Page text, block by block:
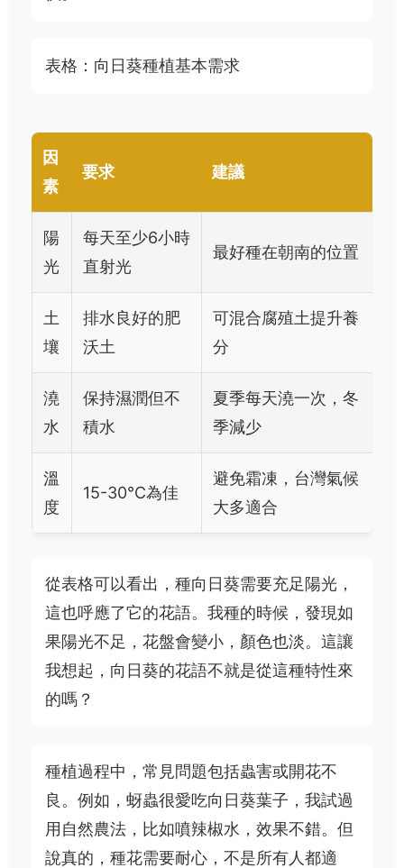
表格：向日葵種植基本需求
因
素
要求 建議
陽
光
每天至少6小時
直射光
最好種在朝南的位置
土
壤
排水良好的肥
沃土
可混合腐殖土提升養
分
澆
水
保持濕潤但不
積水
夏季每天澆一次，冬
季減少
溫
度
15-30°C為佳
避免霜凍，台灣氣候
大多適合
從表格可以看出，種向日葵需要充足陽光，
這也呼應了它的花語。我種的時候，發現如
果陽光不足，花盤會變小，顏色也淡。這讓
我想起，向日葵的花語不就是從這種特性來
的嗎？
種植過程中，常見問題包括蟲害或開花不
良。例如，蚜蟲很愛吃向日葵葉子，我試過
用自然農法，比如噴辣椒水，效果不錯。但
說真的，種花需要耐心，不是所有人都適